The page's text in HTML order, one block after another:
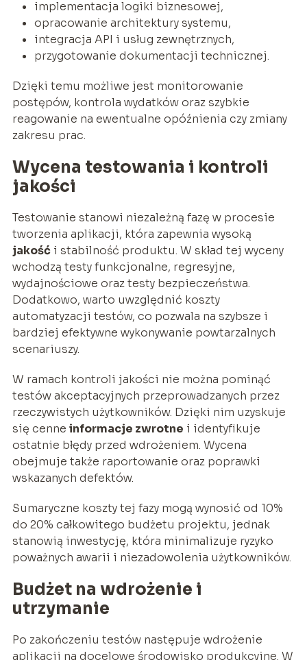
implementacja logiki biznesowej,
opracowanie architektury systemu,
integracja API i usług zewnętrznych,
przygotowanie dokumentacji technicznej.
Dzięki temu możliwe jest monitorowanie
postępów, kontrola wydatków oraz szybkie
reagowanie na ewentualne opóźnienia czy zmiany
zakresu prac.
Wycena testowania i kontroli
jakości
Testowanie stanowi niezależną fazę w procesie
tworzenia aplikacji, która zapewnia wysoką
jakośći stabilność produktu. W skład tej wyceny
wchodzą testy funkcjonalne, regresyjne,
wydajnościowe oraz testy bezpieczeństwa.
Dodatkowo, warto uwzględnić koszty
automatyzacji testów, co pozwala na szybsze i
bardziej efektywne wykonywanie powtarzalnych
scenariuszy.
W ramach kontroli jakości nie można pominąć
testów akceptacyjnych przeprowadzanych przez
rzeczywistych użytkowników. Dzięki nim uzyskuje
się cenne informacje zwrotne i identyfikuje
ostatnie błędy przed wdrożeniem. Wycena
obejmuje także raportowanie oraz poprawki
wskazanych defektów.
Sumaryczne koszty tej fazy mogą wynosić od 10%
do 20% całkowitego budżetu projektu, jednak
stanowią inwestycję, która minimalizuje ryzyko
poważnych awarii i niezadowolenia użytkowników.
Budżet na wdrożenie i
utrzymanie
Po zakończeniu testów następuje wdrożenie
aplikacji na docelowe środowisko produkcyjne. W